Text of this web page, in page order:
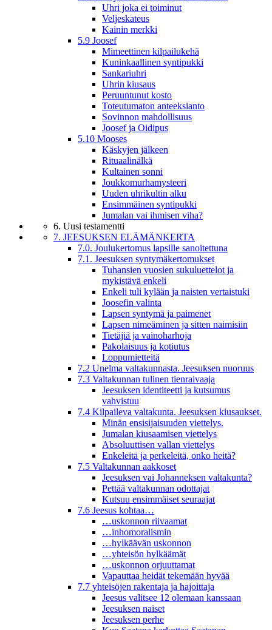
Uhri joka ei toiminut
Veljeskateus
Kainin merkki
5.9 Joosef
Mimeettinen kilpailukehä
Kuninkaallinen syntipukki
Sankariuhri
Uhrin kiusaus
Peruuntunut kosto
Toteutumaton anteeksianto
Sovinnon mahdollisuus
Joosef ja Oidipus
5.10 Mooses
Käskyjen jälkeen
Rituaalinälkä
Kultainen sonni
Joukkomurhamysteeri
Uuden uhrikultin alku
Ensimmäinen syntipukki
Jumalan vai ihmisen viha?
6. Uusi testamentti
7. JEESUKSEN ELÄMÄNKERTA
7.0. Joulukertomus lapsille sanoitettuna
7.1. Jeesuksen syntymäkertomukset
Tuhansien vuosien sukuluettelot ja
mykistävä enkeli
Enkeli tuli kylään ja naisten vertaistuki
Joosefin valinta
Lapsen syntymä ja paimenet
Lapsen nimeäminen ja sitten naimisiin
Tietäjiä ja vainoharhoja
Pakolaisuus ja kotiutus
Loppumietteitä
7.2 Unelma valtakunnasta. Jeesuksen nuoruus
7.3 Valtakunnan tulinen tienraivaaja
Jeesuksen identiteetti ja kutsumus
vahvistuu
7.4 Kilpaileva valtakunta. Jeesuksen kiusaukset.
Minän ensisijaisuuden viettelys.
Jumalan kiusaamisen viettelys
Absoluuttisen vallan viettelys
Enkeleitä ja perkeleitä, onko heitä?
7.5 Valtakunnan aakkoset
Jeesuksen vai Johanneksen valtakunta?
Pettää valtakunnan odottajat
Kutsuu ensimmäiset seuraajat
7.6 Jeesus kohtaa…
…uskonnon riivaamat
…inhomoralismin
…hylkäävän uskonnon
…yhteisön hylkäämät
…uskonnon orjuuttamat
Vapauttaa heidät tekemään hyvää
7.7 yhteisöjen rakentaja ja hajoittaja
Jeesus valitsee 12 olemaan kanssaan
Jeesuksen naiset
Jeesuksen perhe